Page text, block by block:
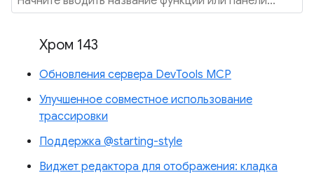
Хром 143
Обновления сервера DevTools MCP
Улучшенное совместное использование
трассировки
Поддержка @starting-style
Виджет редактора для отображения: кладка